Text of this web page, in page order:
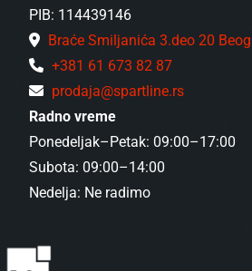
PIB: 114439146
Braće Smiljanića 3.deo 20
+381 61 673 82 87
prodaja@spartline.rs
Radno vreme
Ponedeljak–Petak: 09:00–17:00
Subota: 09:00–14:00
Nedelja: Ne radimo